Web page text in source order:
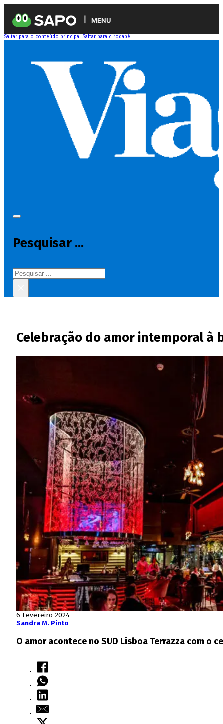
MENU
Saltar para o conteúdo principal Saltar para o rodapé
Pesquisar ...
Pesquisar
Celebração do amor intemporal à
6 Fevereiro 2024
Sandra M. Pinto
O amor acontece no SUD Lisboa Terrazza com o